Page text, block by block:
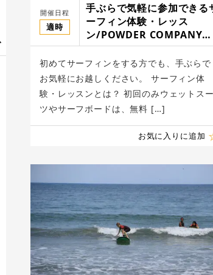
開催日程
適時
手ぶらで気軽に参加できる
ーフィン体験・レッス
ン/POWDER COMPANY
SHONAN
初めてサーフィンをする方でも、手ぶらで
お気軽にお越しください。 サーフィン体
験・レッスンとは？ 初回のみウェットスー
ツやサーフボードは、無料 […]
お気に入りに追加